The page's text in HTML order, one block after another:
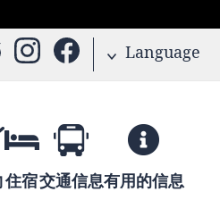
Language
住宿交通信息有用的信息